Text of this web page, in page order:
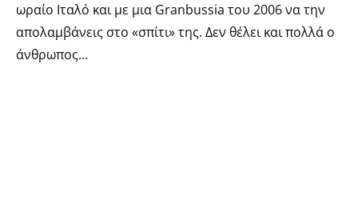
ωραίο Ιταλό και με μια Granbussia του 2006 να την
απολαμβάνεις στο «σπίτι» της. Δεν θέλει και πολλά ο
άνθρωπος…